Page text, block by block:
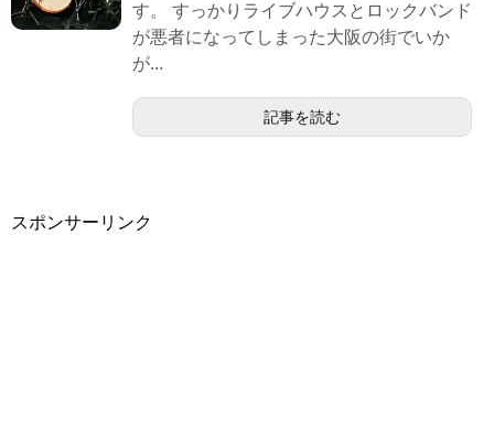
す。 すっかりライブハウスとロックバンド
が悪者になってしまった大阪の街でいか
が...
記事を読む
スポンサーリンク